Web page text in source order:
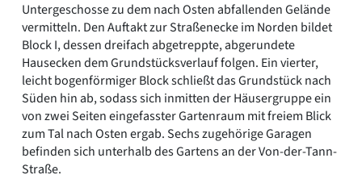
Suchbegriff eingeben
Untergeschosse zu dem nach Osten abfallenden Gelände
vermitteln. Den Auftakt zur Straßenecke im Norden bildet
Block I, dessen dreifach abgetreppte, abgerundete
Hausecken dem Grundstücksverlauf folgen. Ein vierter,
leicht bogenförmiger Block schließt das Grundstück nach
Süden hin ab, sodass sich inmitten der Häusergruppe ein
von zwei Seiten eingefasster Gartenraum mit freiem Blick
zum Tal nach Osten ergab. Sechs zugehörige Garagen
befinden sich unterhalb des Gartens an der Von-der-Tann-
Straße.